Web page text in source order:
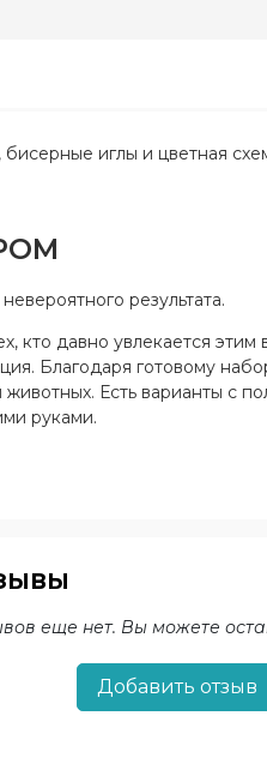
иглы и цветная
результата.
давно увлекается этим
Благодаря готовому
Есть варианты с
руками.
еще нет. Вы можете
Добавить отзыв